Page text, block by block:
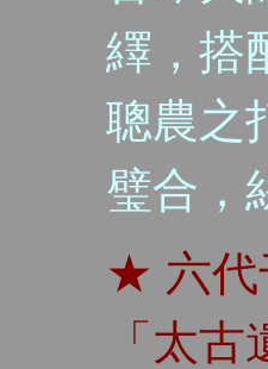
繹，搭
聰農之
璧合，
★ 六代
「太